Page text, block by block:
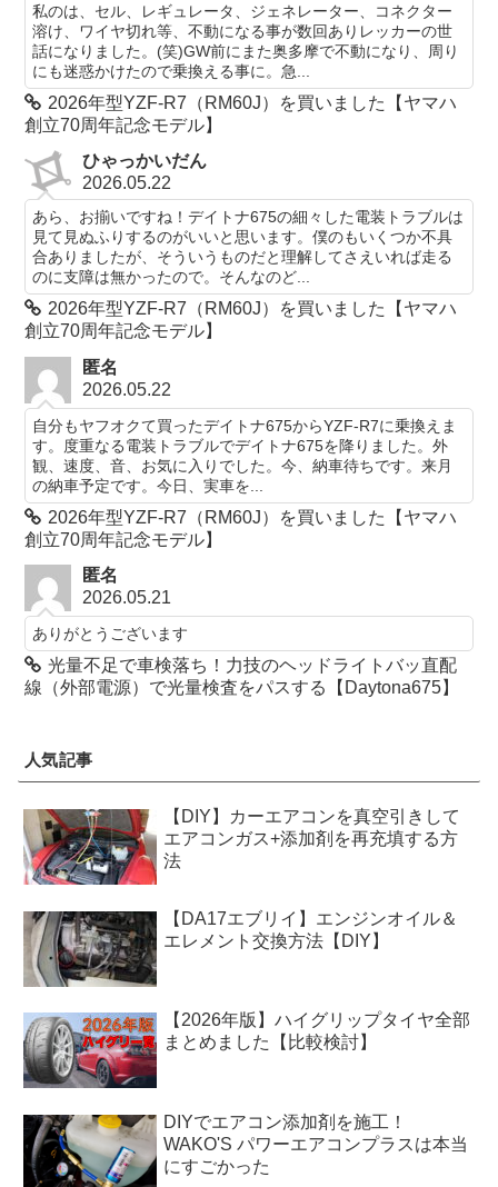
私のは、セル、レギュレータ、ジェネレーター、コネクター
溶け、ワイヤ切れ等、不動になる事が数回ありレッカーの世
話になりました。(笑)GW前にまた奥多摩で不動になり、周り
にも迷惑かけたので乗換える事に。急...
2026年型YZF-R7（RM60J）を買いました【ヤマハ
創立70周年記念モデル】
ひゃっかいだん
2026.05.22
あら、お揃いですね！デイトナ675の細々した電装トラブルは
見て見ぬふりするのがいいと思います。僕のもいくつか不具
合ありましたが、そういうものだと理解してさえいれば走る
のに支障は無かったので。そんなのど...
2026年型YZF-R7（RM60J）を買いました【ヤマハ
創立70周年記念モデル】
匿名
2026.05.22
自分もヤフオクて買ったデイトナ675からYZF-R7に乗換えま
す。度重なる電装トラブルでデイトナ675を降りました。外
観、速度、音、お気に入りでした。今、納車待ちです。来月
の納車予定です。今日、実車を...
2026年型YZF-R7（RM60J）を買いました【ヤマハ
創立70周年記念モデル】
匿名
2026.05.21
ありがとうございます
光量不足で車検落ち！力技のヘッドライトバッ直配
線（外部電源）で光量検査をパスする【Daytona675】
人気記事
【DIY】カーエアコンを真空引きして
エアコンガス+添加剤を再充填する方
法
【DA17エブリイ】エンジンオイル＆
エレメント交換方法【DIY】
【2026年版】ハイグリップタイヤ全部
まとめました【比較検討】
DIYでエアコン添加剤を施工！
WAKO'S パワーエアコンプラスは本当
にすごかった